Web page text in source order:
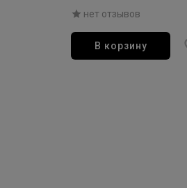
нет отзывов
В корзину